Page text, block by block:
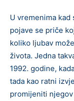
U vremenima
pojave se priče
koliko ljubav
života. Jedna
1992. godine,
tada kao ratni
promijeniti